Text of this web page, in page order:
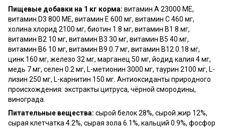
Пищевые добавки на 1 кг корма: витамин A 23000 МЕ,
витамин D3 800 МЕ, витамин E 600 мг, витамин C 460 мг,
холина хлорид 2100 мг, биотин 1.8 мг, витамин B1 8 мг,
витамин B2 10 мг, витамин B3 30 мг, витамин B5 40 мг,
витамин B6 10 мг, витамин B9 0.7 мг, витамин B12 0.18 мг,
цинк 160 мг, железо 32 мг, марганец 50 мг, йодид калия 4 мг,
медь 7 мг, селен 0.2 мг, L-метионин 3000 мг, таурин 2100 мг, L-
лизин 250 мг, L-карнитин 150 мг. Антиоксиданты природного
происхождения: экстракты цитруса, чёрной смородины,
винограда.
Питательные вещества: сырой белок 28%, сырой жир 12%,
сырая клетчатка 4.2%, сырая зола 6.1%, кальций 0.9%, фосфор